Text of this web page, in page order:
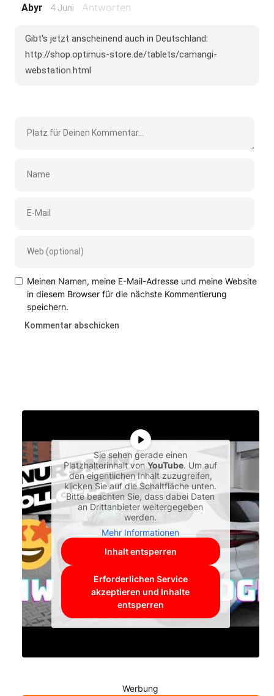
Abyr 4 Juni Antworten
Gibt's jetzt anscheinend auch in Deutschland:
http://shop.optimus-store.de/tablets/camangi-
webstation.html
Meinen Namen, meine E-Mail-Adresse und meine Website
in diesem Browser für die nächste Kommentierung
speichern.
Sie sehen gerade einen
Platzhalterinhalt vonYouTube. Um auf
den eigentlichen Inhalt zuzugreifen,
klicken Sie auf die Schaltfläche unten.
Bitte beachten Sie, dass dabei Daten
an Drittanbieter weitergegeben
werden.
Mehr Informationen
Inhalt entsperren
Erforderlichen Service
akzeptieren und Inhalte
entsperren
Werbung